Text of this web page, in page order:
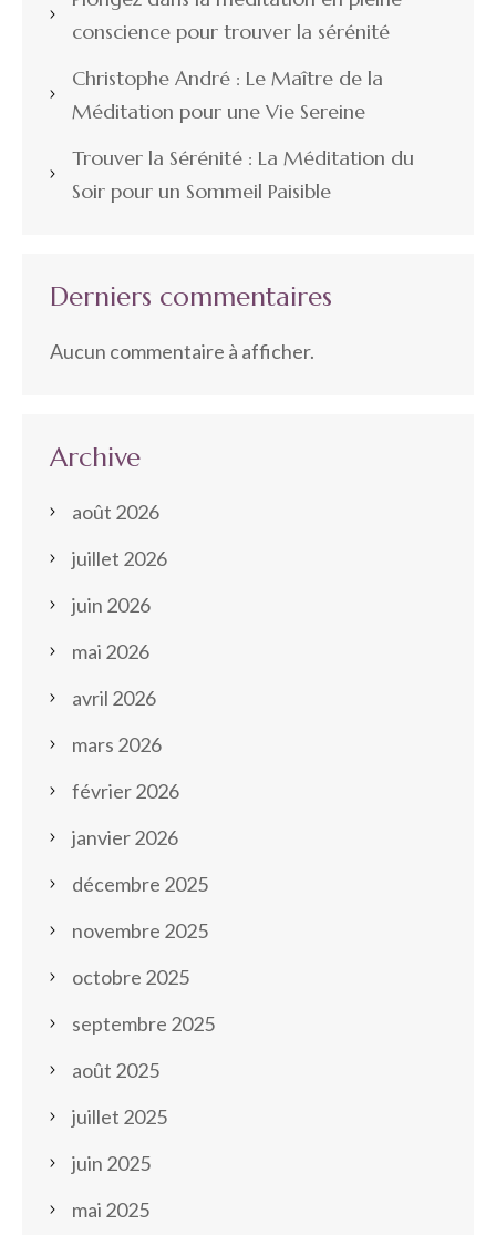
conscience pour trouver la sérénité
Christophe André : Le Maître de la
Méditation pour une Vie Sereine
Trouver la Sérénité : La Méditation du
Soir pour un Sommeil Paisible
Derniers commentaires
Aucun commentaire à afficher.
Archive
août 2026
juillet 2026
juin 2026
mai 2026
avril 2026
mars 2026
février 2026
janvier 2026
décembre 2025
novembre 2025
octobre 2025
septembre 2025
août 2025
juillet 2025
juin 2025
mai 2025